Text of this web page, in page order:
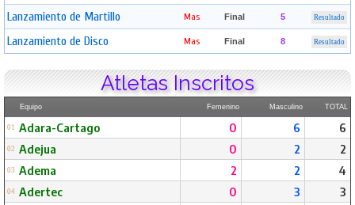
Lanzamiento de Martillo Mas Final 5 Resultado
Lanzamiento de Disco Mas Final 8 Resultado
Atletas Inscritos
Equipo Femenino Masculino TOTAL
01 Adara-Cartago 0 6 6
02 Adejua 0 2 2
03 Adema 2 2 4
04 Adertec 0 3 3